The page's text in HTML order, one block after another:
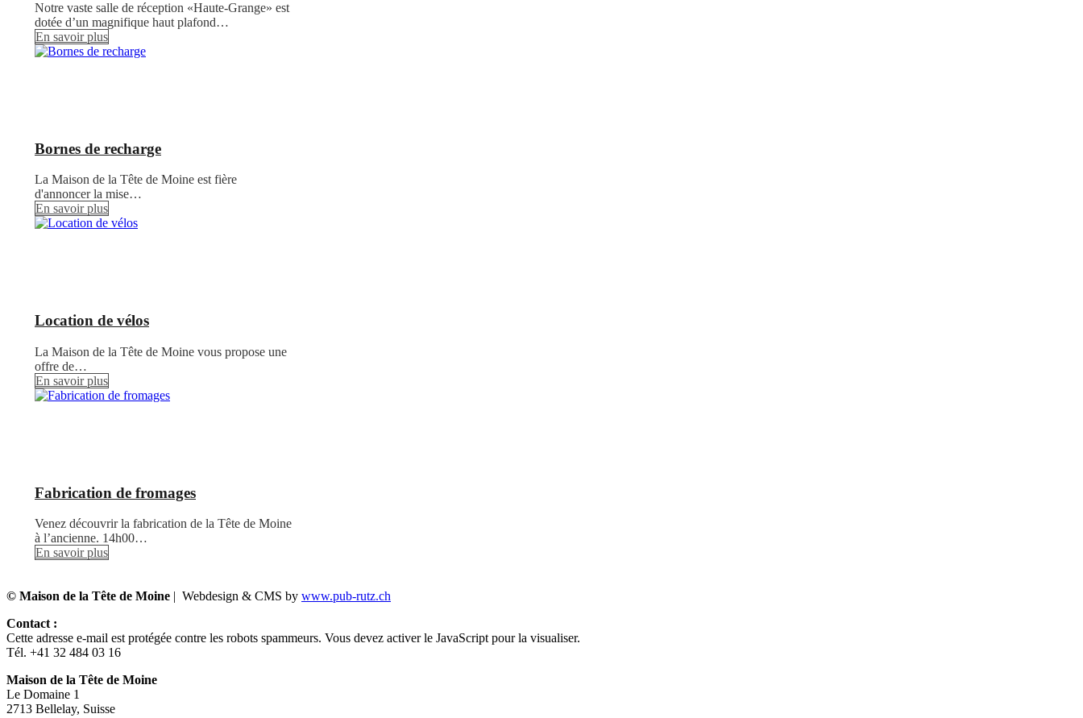
Notre vaste salle de réception «Haute-Grange» est
dotée d’un magnifique haut plafond…
En savoir plus
Bornes de recharge
La Maison de la Tête de Moine est fière
d'annoncer la mise…
En savoir plus
Location de vélos
La Maison de la Tête de Moine vous propose une
offre de…
En savoir plus
Fabrication de fromages
Venez découvrir la fabrication de la Tête de Moine
à l’ancienne. 14h00…
En savoir plus
© Maison de la Tête de Moine | Webdesign & CMS by www.pub-rutz.ch
Contact :
Cette adresse e-mail est protégée contre les robots spammeurs. Vous devez activer le JavaScript pour la visualiser.
Tél. +41 32 484 03 16
Maison de la Tête de Moine
Le Domaine 1
2713 Bellelay, Suisse